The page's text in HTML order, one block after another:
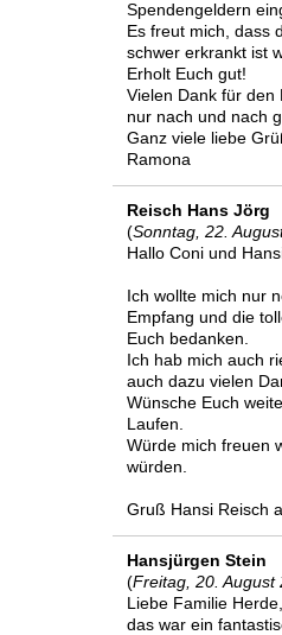
Spendengeldern
Es freut mich, dass
schwer erkrankt ist
Erholt Euch gut!
Vielen Dank für den
nur nach und nach
Ganz viele liebe
Ramona
Reisch Hans Jörg
(Sonntag, 22.
Hallo Coni und
Ich wollte mich nur
Empfang und die
Euch bedanken.
Ich hab mich auch
auch dazu vielen
Wünsche Euch
Laufen.
Würde mich freuen
würden.
Gruß Hansi Reisch
Hansjürgen Stein
(Freitag, 20. August
Liebe Familie Herde,
das war ein